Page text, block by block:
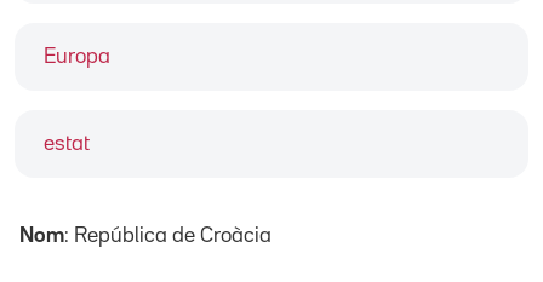
Europa
estat
Nom: República de Croàcia